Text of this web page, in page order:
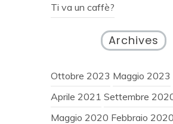
Ti va un caffè?
Archives
Ottobre 2023 Maggio 2023
Aprile 2021 Settembre
Maggio 2020 Febbraio 2020